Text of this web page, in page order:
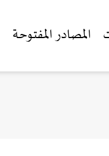
المصادر المفتوحة